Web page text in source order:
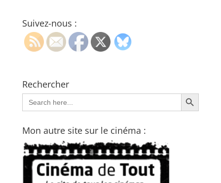
Suivez-nous :
Rechercher
Search
for:
Search Button
Mon autre site sur le cinéma :